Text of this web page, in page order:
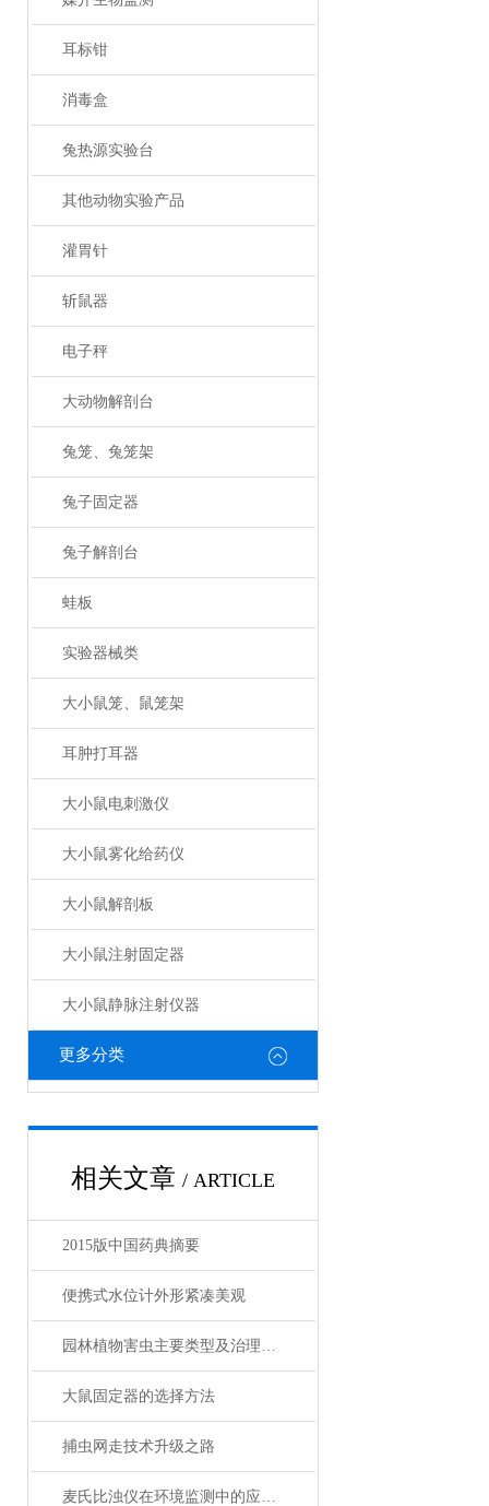
耳标钳
消毒盒
兔热源实验台
其他动物实验产品
灌胃针
斩鼠器
电子秤
大动物解剖台
兔笼、兔笼架
兔子固定器
兔子解剖台
蛙板
实验器械类
大小鼠笼、鼠笼架
耳肿打耳器
大小鼠电刺激仪
大小鼠雾化给药仪
大小鼠解剖板
大小鼠注射固定器
大小鼠静脉注射仪器
更多分类
相关文章 / ARTICLE
2015版中国药典摘要
便携式水位计外形紧凑美观
园林植物害虫主要类型及治理对策
大鼠固定器的选择方法
捕虫网走技术升级之路
麦氏比浊仪在环境监测中的应用及优势